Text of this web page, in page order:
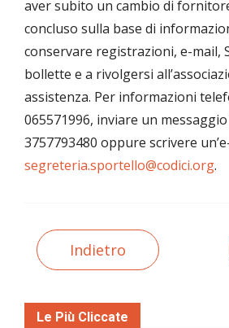
aver subito un cambio di
concluso sulla base di
conservare registrazioni, e-mail,
bollette e a rivolgersi
assistenza. Per informazioni
065571996, inviare un
3757793480 oppure scrivere
segreteria.sportello@codici.org.
Indietro
Le Più Cliccate